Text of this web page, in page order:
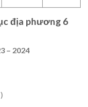
địa phương 6
– 2024